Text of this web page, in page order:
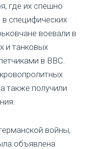
где их спешно
специфических
воевали в
и танковых
в ВВС.
также получили
войны,
объявлена